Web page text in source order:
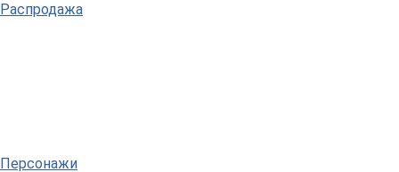
Распродажа
Персонажи